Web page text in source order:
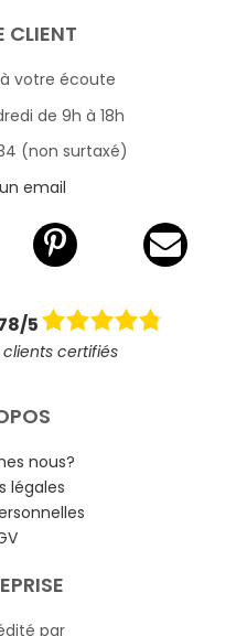
CLIENT
votre écoute
de 9h à 18h
(non surtaxé)
email
5
clients certifiés
nous?
légales
par